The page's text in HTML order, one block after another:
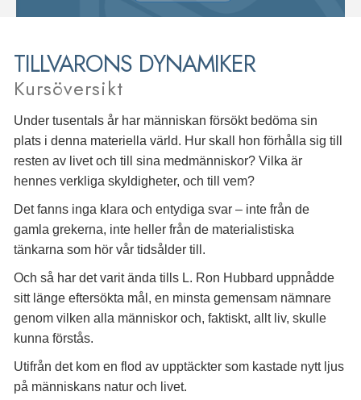
TILLVARONS DYNAMIKER
Kursöversikt
Under tusentals år har människan försökt bedöma sin
plats i denna materiella värld. Hur skall hon förhålla sig till
resten av livet och till sina medmänniskor? Vilka är
hennes verkliga skyldigheter, och till vem?
Det fanns inga klara och entydiga svar – inte från de
gamla grekerna, inte heller från de materialistiska
tänkarna som hör vår tidsålder till.
Och så har det varit ända tills L. Ron Hubbard uppnådde
sitt länge eftersökta mål, en minsta gemensam nämnare
genom vilken alla människor och, faktiskt, allt liv, skulle
kunna förstås.
Utifrån det kom en flod av upptäckter som kastade nytt ljus
på människans natur och livet.